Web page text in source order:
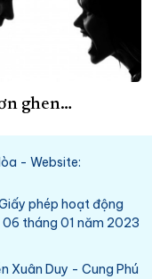
ghen…
- Website:
phép hoạt động
tháng 01 năm 2023
Xuân Duy - Cung Phú